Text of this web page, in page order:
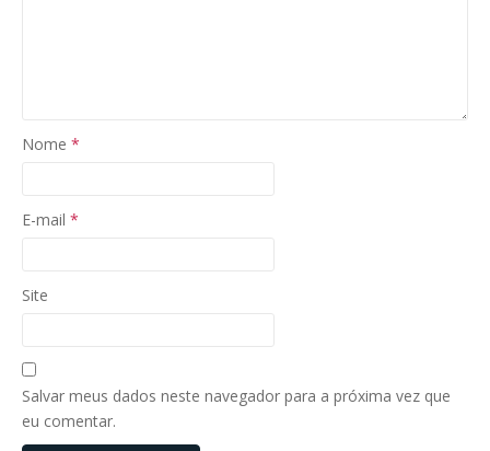
Nome *
E-mail *
Site
Salvar meus dados neste navegador para a próxima vez que
eu comentar.